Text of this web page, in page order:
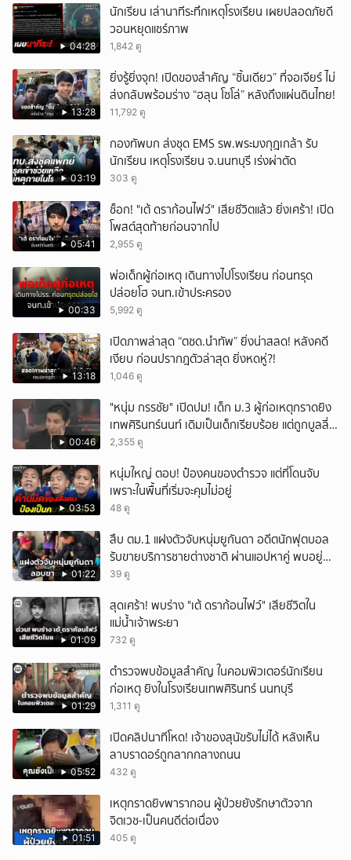
04:28
นักเรียน เล่านาทีระทึกเหตุโรงเรียน เผยปลอดภัยดี
วอนหยุดแชร์ภาพ
1,842 ดู
13:28
ยิ่งรู้ยิ่งจุก! เปิดของสำคัญ “ชิ้นเดียว” ที่จอเจียร์ ไม่
ส่งกลับพร้อมร่าง “ฮลุน โซโล่” หลังถึงแผ่นดินไทย!
11,792 ดู
03:19
กองทัพบก ส่งชุด EMS รพ.พระมงกุฎเกล้า รับ
นักเรียน เหตุโรงเรียน จ.นนทบุรี เร่งผ่าตัด
303 ดู
05:41
ช็อก! "เต้ ดราก้อนไฟว์" เสียชีวิตแล้ว ยิ่งเศร้า! เปิด
โพสต์สุดท้ายก่อนจากไป
2,955 ดู
00:33
พ่อเด็กผู้ก่อเหตุ เดินทางไปโรงเรียน ก่อนทรุด
ปล่อยโฮ จนท.เข้าประครอง
5,992 ดู
13:18
เปิดภาพล่าสุด “ตชด.นำทัพ” ยิ่งน่าสลด! หลังคดี
เงียบ ก่อนปรากฎตัวล่าสุด ยิ่งหดหู่?!
1,046 ดู
00:46
"หนุ่ม กรรชัย" เปิดปม! เด็ก ม.3 ผู้ก่อเหตุกราดยิง
เทพศิรินทร์นนท์ เดิมเป็นเด็กเรียบร้อย แต่ถูกบูลลี่
หนัก คาดแรงกดดันสะสมกลายเป็นแรงแค้น จนก่อ
2,355 ดู
03:53
หนุ่มใหญ่ ตอบ! ป๋องคนของตำรวจ แต่ที่โดนจับ
เพราะในพื้นที่เริ่มจะคุมไม่อยู่
48 ดู
01:22
สืบ ตม.1 แฝงตัวจับหนุ่มยูกันดา อดีตนักฟุตบอล
รับขายบริการชายต่างชาติ ผ่านแอปหาคู่ พบอยู่
เกินกำหนดอนุญาต
39 ดู
01:09
สุดเศร้า! พบร่าง "เต้ ดราก้อนไฟว์" เสียชีวิตใน
แม่น้ำเจ้าพระยา
732 ดู
01:29
ตำรวจพบข้อมูลสำคัญ ในคอมพิวเตอร์นักเรียน
ก่อเหตุ ยิงในโรงเรียนเทพศิรินทร์ นนทบุรี
1,311 ดู
05:52
เปิดคลิปนาทีโหด! เจ้าของสุนัขรับไม่ได้ หลังเห็น
ลาบราดอร์ถูกลากกลางถนน
432 ดู
01:51
เหตุกราดยิvพารากอน ผู้ป่วยยังรักษาตัวจาก
จิตเวช-เป็นคนดีต่อเนื่อง
405 ดู